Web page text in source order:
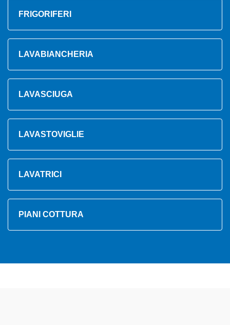
FRIGORIFERI
LAVABIANCHERIA
LAVASCIUGA
LAVASTOVIGLIE
LAVATRICI
PIANI COTTURA